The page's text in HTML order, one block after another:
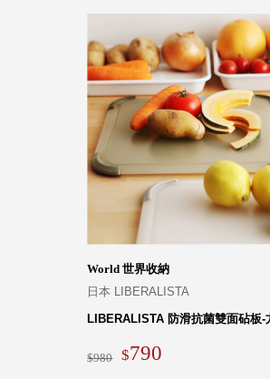
World 世界收納
日本 LIBERALISTA
LIBERALISTA 防滑抗菌雙面砧板-
980 790